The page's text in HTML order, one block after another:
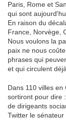
Paris, Rome et
qui sont
En raison du
France, Norvège,
Nous voulons la
paix ne nous
phrases qui
et qui circulent
Dans 110 villes
sortiront pour dire
de dirigeants
Twitter le